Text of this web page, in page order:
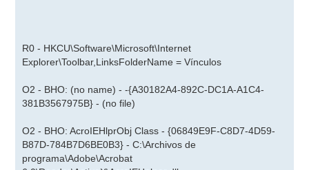
R0 - HKCU\Software\Microsoft\Internet
Explorer\Toolbar,LinksFolderName = Vínculos
O2 - BHO: (no name) - -{A30182A4-892C-DC1A-A1C4-
381B3567975B} - (no file)
O2 - BHO: AcroIEHlprObj Class - {06849E9F-C8D7-4D59-
B87D-784B7D6BE0B3} - C:\Archivos de
programa\Adobe\Acrobat